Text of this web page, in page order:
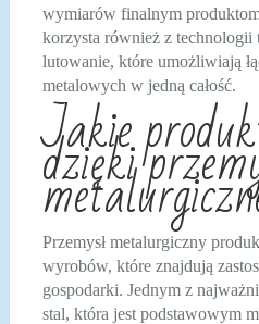
wymiarów finalnym
korzysta również z technologii
lutowanie, które umożliwiają
metalowych w jedną całość.
Jakie
dzięki
Przemysł metalurgiczny
wyrobów, które znajdują
gospodarki. Jednym z
stal, która jest podstawowym